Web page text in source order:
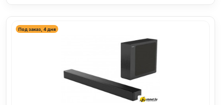
Под заказ, 4 дня